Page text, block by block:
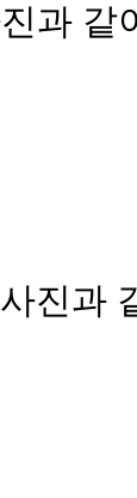
과 같
진과